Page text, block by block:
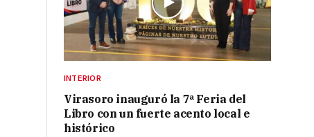
INTERIOR
Virasoro inauguró la 7ª Feria del
Libro con un fuerte acento local e
histórico